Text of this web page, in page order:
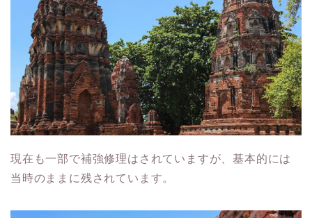
現在も一部で補強修理はされていますが、基本的には
当時のままに残されています。